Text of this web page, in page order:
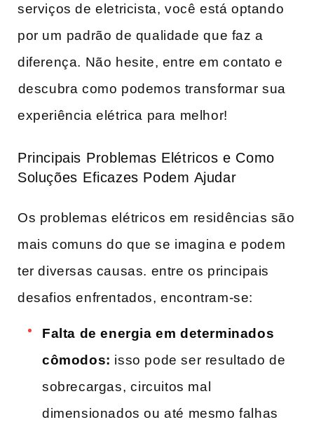
serviços ​de eletricista, você está optando
por um ⁢padrão de qualidade⁣ que ‍faz a
diferença.‌ Não hesite, entre‍ em contato e
⁣descubra‌ como ‌podemos transformar sua
experiência ​elétrica para melhor!
Principais⁣ Problemas Elétricos e Como
Soluções ⁢Eficazes Podem⁣ Ajudar
Os problemas elétricos em residências são
mais comuns‍ do que se imagina e podem
ter diversas‍ causas. entre os principais
desafios enfrentados,​ encontram-se:
Falta de energia​ em determinados​
cômodos: isso‌ pode ser resultado⁤ de
sobrecargas,⁢ circuitos​ mal
dimensionados ou até mesmo falhas‍